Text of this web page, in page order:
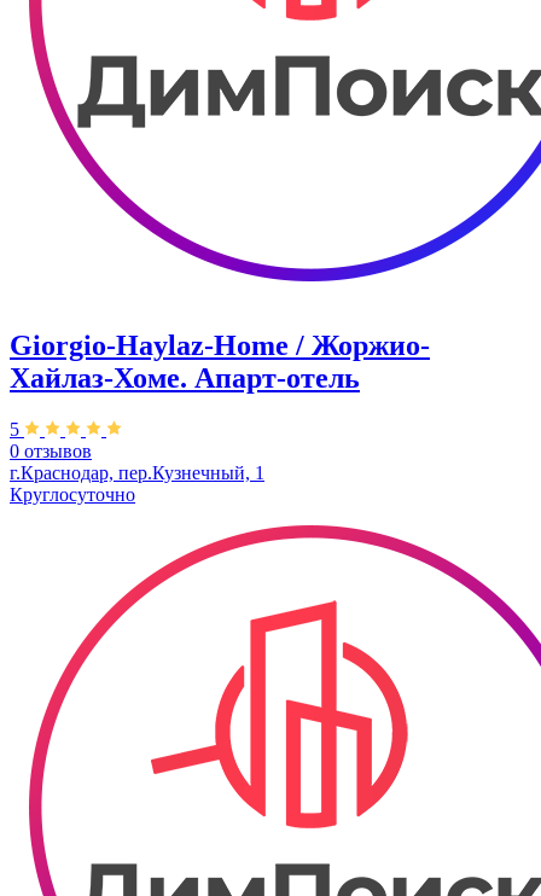
Giorgio-Haylaz-Home / Жоржио-
Хайлаз-Хоме. Апарт-отель
5
0 отзывов
г.Краснодар, пер.​Кузнечный, 1
Круглосуточно